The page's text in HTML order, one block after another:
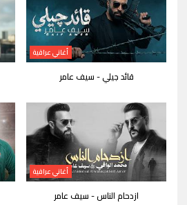
أغاني عراقية
قائد جيلي - سيف عامر
أغاني عراقية
ازدحام الناس - سيف عامر